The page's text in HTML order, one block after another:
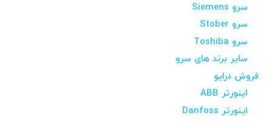
سرو Siemens
سرو Stober
سرو Toshiba
سایر برند های سرو
فروش درایو
اینورتر ABB
اینورتر Danfoss